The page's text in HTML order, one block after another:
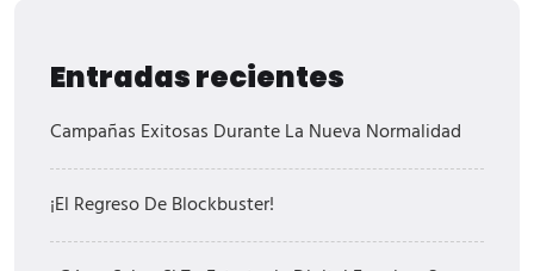
Entradas recientes
Campañas Exitosas Durante La Nueva Normalidad
¡El Regreso De Blockbuster!